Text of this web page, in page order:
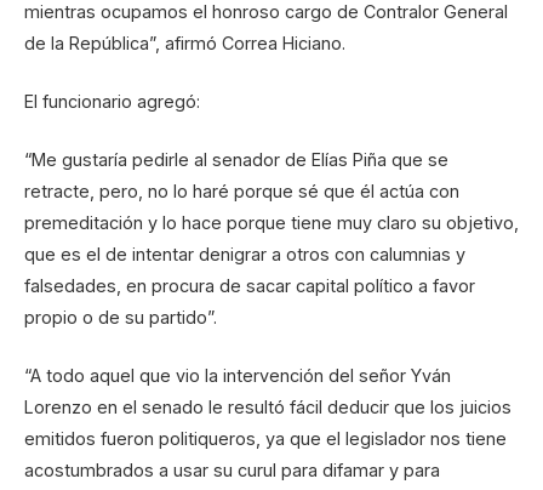
mientras ocupamos el honroso cargo de Contralor General
de la República”, afirmó Correa Hiciano.
El funcionario agregó:
“Me gustaría pedirle al senador de Elías Piña que se
retracte, pero, no lo haré porque sé que él actúa con
premeditación y lo hace porque tiene muy claro su objetivo,
que es el de intentar denigrar a otros con calumnias y
falsedades, en procura de sacar capital político a favor
propio o de su partido”.
“A todo aquel que vio la intervención del señor Yván
Lorenzo en el senado le resultó fácil deducir que los juicios
emitidos fueron politiqueros, ya que el legislador nos tiene
acostumbrados a usar su curul para difamar y para